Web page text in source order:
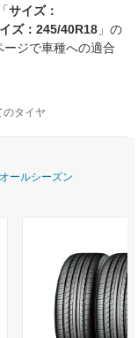
サイズ：
ズ：245/40R18 」の
ジで車種への適合
のタイヤ
オールシーズン